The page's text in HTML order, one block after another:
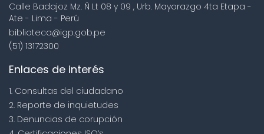
Calle Badajoz Mz. Ñ Lt 08 y 09 , Urb. Mayorazgo 4ta Etapa -
Ate - Lima - Perú
biblioteca@igp.gob.pe
(51) 13172300
Enlaces de interés
1. Consultas del ciudadano
2. Reporte de inquietudes
3. Denuncias de corupción